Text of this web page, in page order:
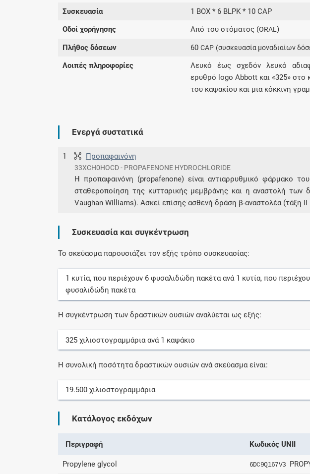
Μοιραζόμαστε μαζί
Συσκευασία 1 BOX * 6 BLPK * 10 CAP
Οδοί χορήγησης Από του στόματος (ORAL)
Πλήθος δόσεων 60CAP (συσκευασία μοναδιαίων
Λοιπές πληροφορίες
Λευκό έως σχεδόν λευκό
ερυθρό logo Abbott και «325» στο
του καψακίου και μια κόκκινη
Ενεργά συστατικά
1 Προπαφαινόνη
33XCH0HOCD - PROPAFENONE HYDROCHLORIDE
Η προπαφαινόνη (propafenone) είναι αντιαρρυθμικό φάρμακο
σταθεροποίηση της κυτταρικής μεμβράνης και η αναστολή των
Vaughan Williams). Ασκεί επίσης ασθενή δράση β-αναστολέα (τάξη
Συσκευασία και συγκέντρωση
Το σκεύασμα παρουσιάζει τον εξής τρόπο συσκευασίας:
1 κυτία, που περιέχουν 6 φυσαλιδώδη πακέταανά 1 κυτία, που
φυσαλιδώδη πακέτα
Η συγκέντρωση των δραστικών ουσιών αναλύεται ως εξής:
325 χιλιοστογραμμάριαανά 1 καψάκιο
Η συνολική ποσότητα δραστικών ουσιών ανά σκεύασμα είναι:
19.500 χιλιοστογραμμάρια
Κατάλογος εκδόχων
Περιγραφή Κωδικός UNII
Propylene glycol 6DC9Q167V3